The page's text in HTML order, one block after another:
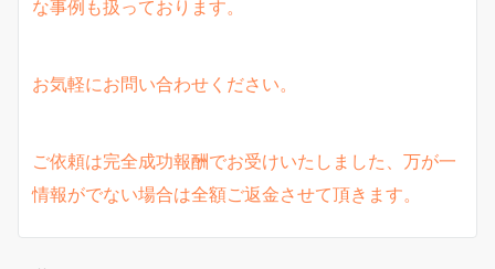
な事例も扱っております。
お気軽にお問い合わせください。
ご依頼は完全成功報酬でお受けいたしました、万が一
情報がでない場合は全額ご返金させて頂きます。